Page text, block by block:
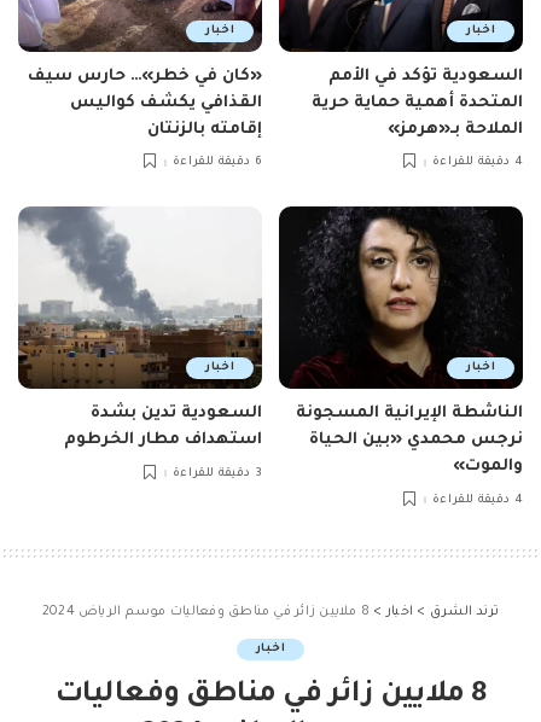
اخبار
السعودية تؤكد في الأمم
المتحدة أهمية حماية حرية
الملاحة بـ«هرمز»
4 دقيقة للقراءة
اخبار
«كان في خطر»… حارس سيف
القذافي يكشف كواليس
إقامته بالزنتان
6 دقيقة للقراءة
اخبار
الناشطة الإيرانية المسجونة
نرجس محمدي «بين الحياة
والموت»
4 دقيقة للقراءة
اخبار
السعودية تدين بشدة
استهداف مطار الخرطوم
3 دقيقة للقراءة
ترند الشرق > اخبار > 8 ملايين زائر في مناطق وفعاليات موسم الرياض 2024
اخبار
8 ملايين زائر في مناطق وفعاليات